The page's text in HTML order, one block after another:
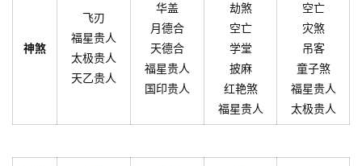
神煞
飞刃
福星贵人
太极贵人
天乙贵人
华盖
月德合
天德合
福星贵人
国印贵人
劫煞
空亡
学堂
披麻
红艳煞
福星贵人
空亡
灾煞
吊客
童子煞
福星贵人
太极贵人